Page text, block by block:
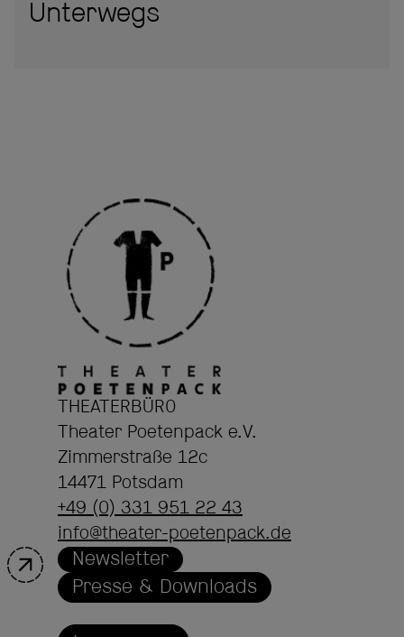
Unterwegs
THEATERBÜRO
Theater Poetenpack e.V.
Zimmerstraße 12c
14471 Potsdam
+49 (0) 331 951 22 43
info@theater-poetenpack.de
Newsletter
Presse & Downloads